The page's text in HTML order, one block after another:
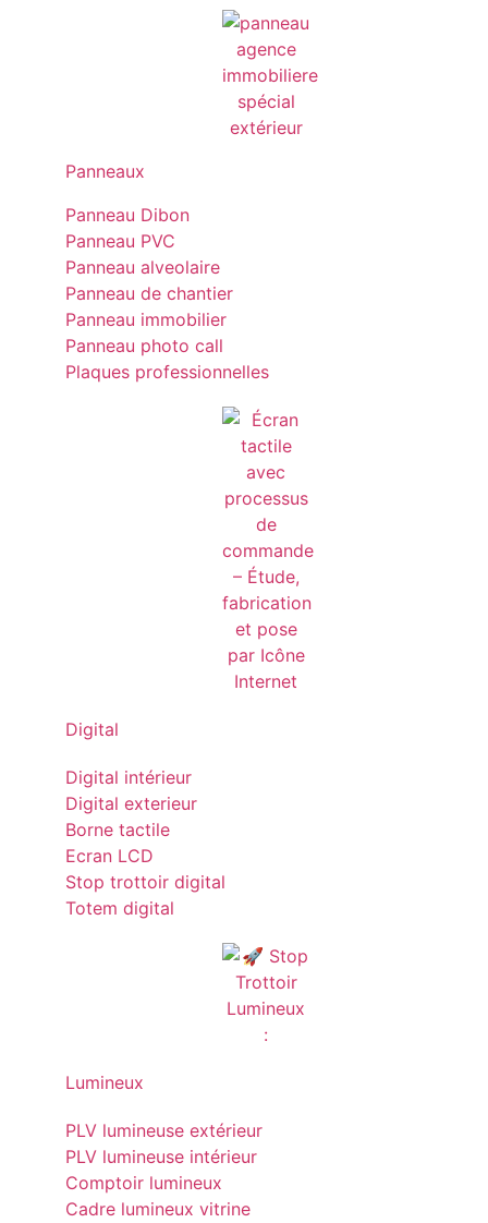
Panneaux
Panneau Dibon
Panneau PVC
Panneau alveolaire
Panneau de chantier
Panneau immobilier
Panneau photo call
Plaques professionnelles
Digital
Digital intérieur
Digital exterieur
Borne tactile
Ecran LCD
Stop trottoir digital
Totem digital
Lumineux
PLV lumineuse extérieur
PLV lumineuse intérieur
Comptoir lumineux
Cadre lumineux vitrine